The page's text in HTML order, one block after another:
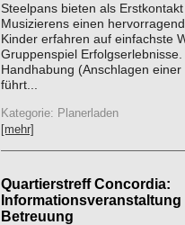
Steelpans bieten als
Musizierens einen
Kinder erfahren auf einfachste
Gruppenspiel
Handhabung (Anschlagen einer
führt...
Kategorie: Planerladen
[mehr]
Quartierstreff Concordia:
Betreuung